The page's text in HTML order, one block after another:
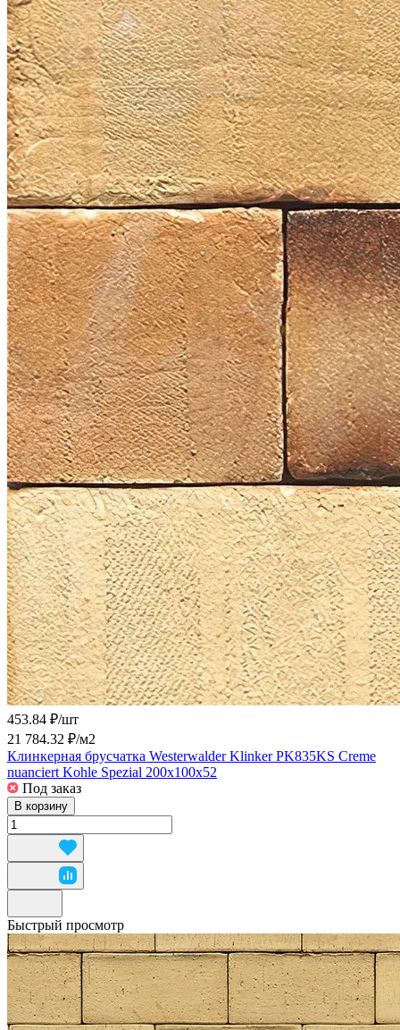
453.84 ₽/шт
21 784.32 ₽/м2
Клинкерная брусчатка Westerwalder Klinker PK835KS Creme
nuanciert Kohle Spezial 200x100x52
Под заказ
В корзину
Быстрый просмотр